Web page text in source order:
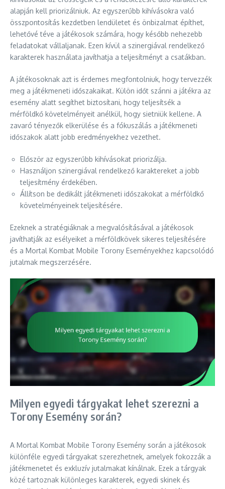
alapján kell priorizálniuk. Az egyszerűbb kihívásokra való
összpontosítás kezdetben lendületet és önbizalmat építhet,
lehetővé téve a játékosok számára, hogy később nehezebb
feladatokat vállaljanak. Ezen kívül a szinergiával rendelkező
karakterek használata javíthatja a teljesítményt a csatákban.
A játékosoknak azt is érdemes megfontolniuk, hogy tervezzék
meg a játékmeneti időszakaikat. Külön időt szánni a játékra az
esemény alatt segíthet biztosítani, hogy teljesítsék a
mérföldkő követelményeit anélkül, hogy sietniük kellene. A
zavaró tényezők elkerülése és a fókuszálás a játékmeneti
időszakok alatt jobb eredményekhez vezethet.
Először az egyszerűbb kihívásokat priorizálja.
Használjon szinergiával rendelkező karaktereket a jobb
teljesítmény érdekében.
Állítson be dedikált játékmeneti időszakokat a mérföldkő
követelményeinek teljesítésére.
Ezeknek a stratégiáknak a megvalósításával a játékosok
javíthatják az esélyeiket a mérföldkövek sikeres teljesítésére
és a Mortal Kombat Mobile Torony Eseményekhez kapcsolódó
jutalmak megszerzésére.
Milyen egyedi tárgyakat lehet szerezni a
Torony Esemény során?
A Mortal Kombat Mobile Torony Esemény során a játékosok
különféle egyedi tárgyakat szerezhetnek, amelyek fokozzák a
játékmenetet és exkluzív jutalmakat kínálnak. Ezek a tárgyak
közé tartoznak különleges karakterek, egyedi skinek és